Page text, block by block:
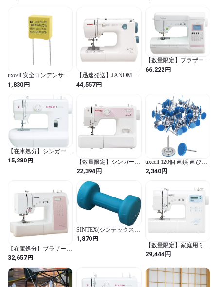
ェーブロックミシン
baby-lock （ジューキ）
糸取物語 【ＢＬ-６９Ｗ
レ シェイプアップ
uxcell 安全コンデンサー
ポリプロピレン 0.47uF
X2 MPX イエロー 10個
1,830円
【迅速発送】JANOME
ジャノメ 電子ミシン
N700 ハードカバー付き
44,557円
【数量限定】ブラザーコ
ンピューターミシン
LS800
66,222円
【在庫処分】シンガー
(SINGER) 電動ミシン
Amity SN20A, ホワイト
15,280円
【数量限定】シンガー
電子ミシン Dorothy ホワ
イト/ピンク SN-1PK
22,394円
uxcell 120個 画鋲 画びょ
う 押しピン 釘 ヘッド直
径11mm 全長17mm フラ
飾 手工芸品 家具 ソファ
ー シューズ ドア ヘッド
ボード 椅子用 ブルー
2,340円
【在庫処分】ブラザー工
業(Brother Industries) コン
ピュータミシン
OB550SX(CPN3104) ワ
イドテーブル、フットコ
ントローラー付き
32,657円
SINTEX(シンテックス)
(シンテックス) ダンベル
カラーアレー 3kg
1,870円
【数量限定】家庭用ミシ
ン本体 『ブラザー
PS203X』 brother ブラザ
ン
29,444円